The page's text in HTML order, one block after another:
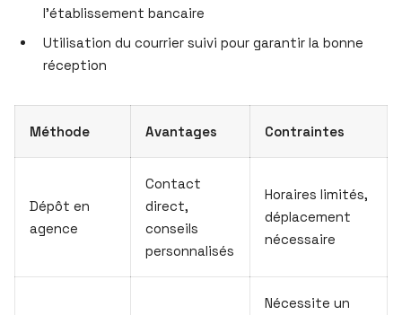
l’établissement bancaire
Utilisation du courrier suivi pour garantir la bonne
réception
Méthode Avantages Contraintes
Dépôt en
agence
Contact
direct,
conseils
personnalisés
Horaires limités,
déplacement
nécessaire
Nécessite un